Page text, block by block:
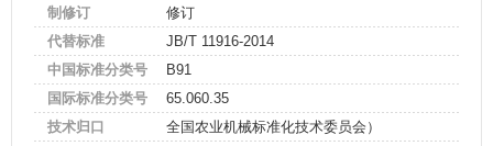
制修订
修订
代替标准
JB/T 11916-2014
中国标准分类号
B91
国际标准分类号
65.060.35
技术归口
全国农业机械标准化技术委员会）